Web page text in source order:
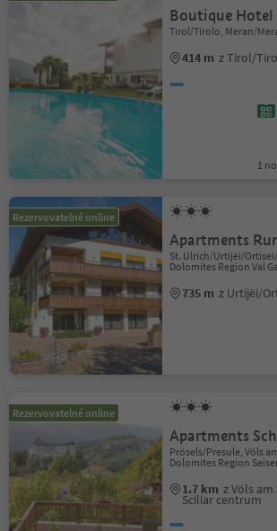
Boutique
Tirol/Tirolo, Meran/
414 m z Tirol/
1
Rezervovatelné online
Apartments
St. Ulrich/Urtijëi/
Dolomites Region Val
735 m z Urtijëi/
Rezervovatelné online
Apartments
Prösels/Presule, Völs
Dolomites Region
1.7 km z Völs
Sciliar centrum